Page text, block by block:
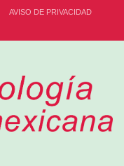
AVISO DE PRIVACIDAD